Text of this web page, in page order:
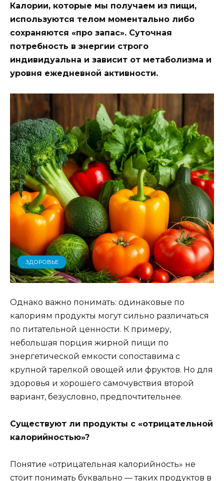
Калории, которые мы получаем из пищи,
используются телом моментально либо
сохраняются «про запас». Суточная
потребность в энергии строго
индивидуальна и зависит от метаболизма и
уровня ежедневной активности.
ЗДОРОВЬЕ
Однако важно понимать: одинаковые по
калориям продукты могут сильно различаться
по питательной ценности. К примеру,
небольшая порция жирной пищи по
энергетической емкости сопоставима с
крупной тарелкой овощей или фруктов. Но для
здоровья и хорошего самочувствия второй
вариант, безусловно, предпочтительнее.
Существуют ли продукты с «отрицательной
калорийностью»?
Понятие «отрицательная калорийность» не
стоит понимать буквально — таких продуктов в